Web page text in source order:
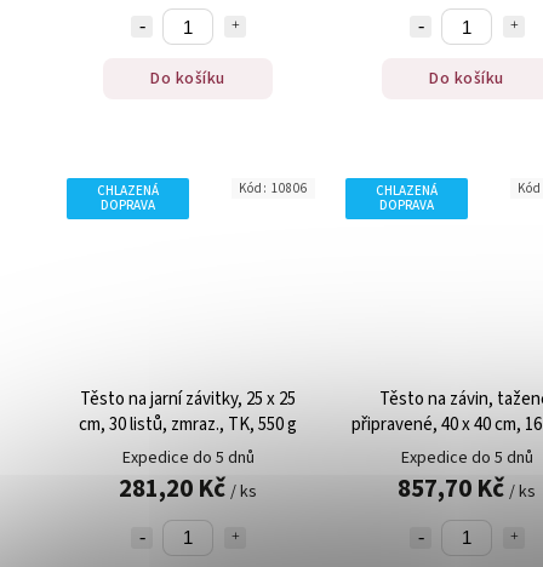
Do košíku Do košíku
CHLAZENÁ
DOPRAVA
Těsto na jarní závitky, 25 x 25
cm, 30 listů, zmraz., TK, 550 g
Expedice do 5 dnů
281,20 Kč / ks
Kód: 10806
CHLAZENÁ
DOPRAVA
Těsto na závin,
připravené, 40 x 40 cm,
zmraz., 800 g
Expedice do 5 dnů
857,70 Kč / ks